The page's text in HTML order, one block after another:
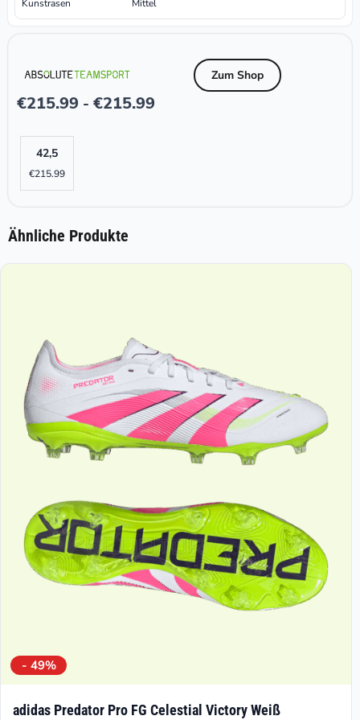
Kunstrasen
Mittel
€215.99 - €215.99
Zum Shop
42,5
€215.99
Ähnliche Produkte
- 49%
adidas Predator Pro FG Celestial Victory Weiß